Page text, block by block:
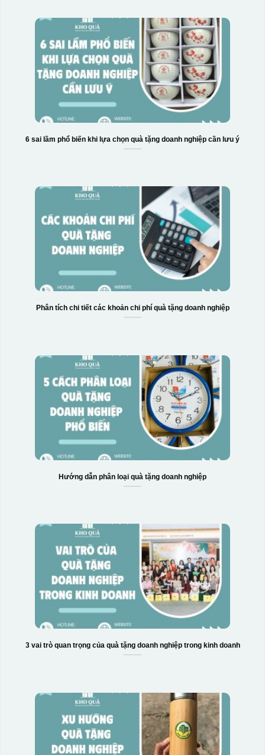
6 sai lầm phổ biến khi lựa chọn quà tặng doanh nghiệp cần lưu ý
Phân tích chi tiết các khoản chi phí quà tặng doanh nghiệp
Hướng dẫn phân loại quà tặng doanh nghiệp
3 vai trò quan trọng của quà tặng doanh nghiệp trong kinh doanh